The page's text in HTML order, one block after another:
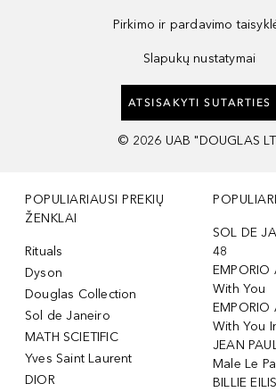
Pirkimo ir pardavimo
Slapukų nustatymai
ATSISAKYTI SUTARTIES
© 2026 UAB "DOUGLAS
POPULIARIAUSI PREKIŲ
ŽENKLAI
Rituals
Dyson
Douglas Collection
Sol de Janeiro
MATH SCIETIFIC
Yves Saint Laurent
DIOR
SOL DE
48
With You
With You
JEAN
Male Le
BILLIE